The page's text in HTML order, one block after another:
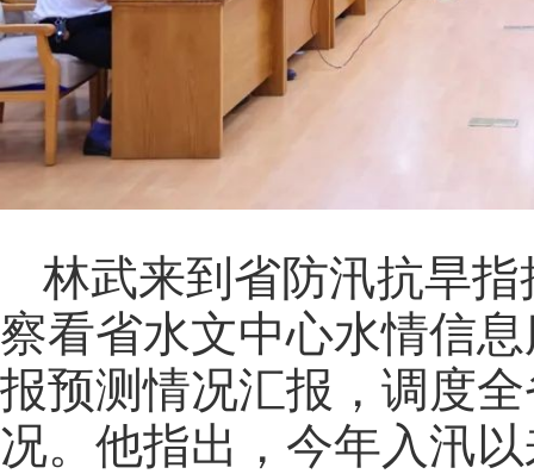
林武来到省防汛抗旱
察看省水文中心水情信
报预测情况汇报，调度
况。他指出，今年入汛